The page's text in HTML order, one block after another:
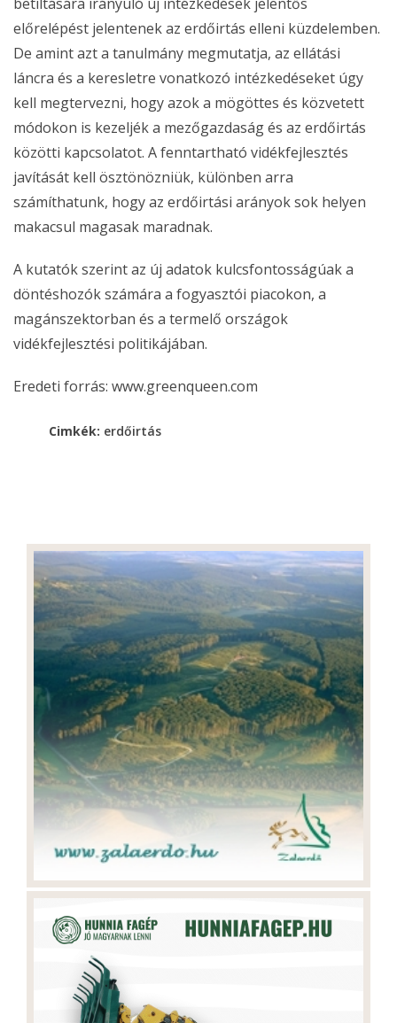
előrelépést jelentenek az erdőirtás elleni küzdelemben.
De amint azt a tanulmány megmutatja, az ellátási
láncra és a keresletre vonatkozó intézkedéseket úgy
kell megtervezni, hogy azok a mögöttes és közvetett
módokon is kezeljék a mezőgazdaság és az erdőirtás
közötti kapcsolatot. A fenntartható vidékfejlesztés
javítását kell ösztönözniük, különben arra
számíthatunk, hogy az erdőirtási arányok sok helyen
makacsul magasak maradnak.
A kutatók szerint az új adatok kulcsfontosságúak a
döntéshozók számára a fogyasztói piacokon, a
magánszektorban és a termelő országok
vidékfejlesztési politikájában.
Eredeti forrás: www.greenqueen.com
Cimkék: erdőirtás